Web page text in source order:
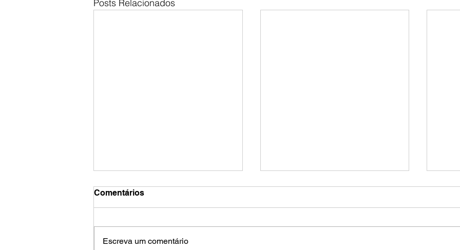
Posts Relacionados
Comentários
Escreva um comentário